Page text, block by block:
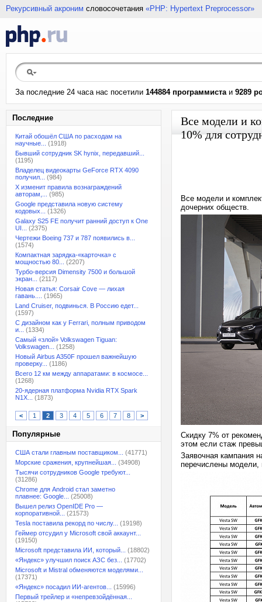
Рекурсивный акроним словосочетания «PHP: Hypertext Preprocessor»
За последние 24 часа нас посетили 144884 программистаи 9289
Последние
Китай обошёл США по расходам на
научные...
(1918)
Бывший сотрудник SK hynix, передавший...
(1195)
Владелец видеокарты GeForce RTX 4090
получил...
(984)
X изменит правила вознаграждений
авторам,...
(985)
Google представила новую систему
кодовых...
(1326)
Galaxy S25 FE получит ранний доступ к One
UI...
(2375)
Чертежи Boeing 737 и 787 появились в...
(1574)
Компактная зарядка-«карточка» с
мощностью 80...
(2207)
Турбо-версия Dimensity 7500 и большой
экран...
(2117)
Новая статья: Corsair Cove — лихая
гавань....
(1965)
Land Cruiser, подвинься. В Россию едет...
(1597)
С дизайном как у Ferrari, полным приводом
и...
(1334)
Самый «злой» Volkswagen Tiguan:
Volkswagen...
(1258)
Новый Airbus A350F прошел важнейшую
проверку...
(1186)
Всего 12 км между аппаратами: в космосе...
(1268)
20-ядерная платформа Nvidia RTX Spark
N1X...
(1873)
< 1 2 3 4 5 6 7 8 >
Популярные
США стали главным поставщиком...
(41771)
Морские сражения, крупнейшая...
(34908)
Тысячи сотрудников Google требуют...
(31286)
Chrome для Android стал заметно
плавнее: Google...
(25008)
Вышел релиз OpenIDE Pro —
корпоративной...
(21573)
Tesla поставила рекорд по числу...
(19198)
Геймер отсудил у Microsoft свой аккаунт...
(19150)
Microsoft представила ИИ, который...
(18802)
«Яндекс» улучшил поиск АЗС без...
(17702)
Microsoft и Mistral обменяются моделями...
(17371)
«Яндекс» посадил ИИ-агентов...
(15996)
Первый трейлер и «непревзойдённая...
Все модели и
10% для
Все модели и
дочерних обществ.
Скидку 7% от
этом если стаж
Заявочная кампания
перечислены модели,